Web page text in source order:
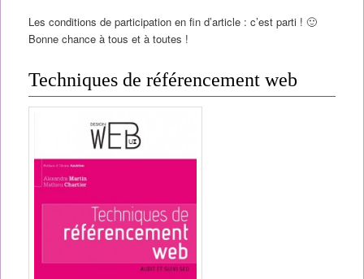
Les conditions de participation en fin d’article : c’est parti ! 🙂
Bonne chance à tous et à toutes !
Techniques de référencement web